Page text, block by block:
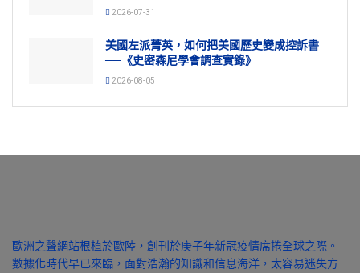
2026-07-31
美國左派菁英，如何把美國歷史變成控訴書
──《史密森尼學會調查實錄》
2026-08-05
歐洲之聲網站根植於歐陸，創刊於庚子年新冠疫情席捲全球之際。
數據化時代早已來臨，面對浩瀚的知識和信息海洋，太容易迷失方